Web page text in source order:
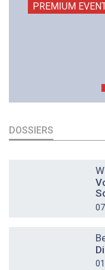
PREMIUM
DOSSIERS